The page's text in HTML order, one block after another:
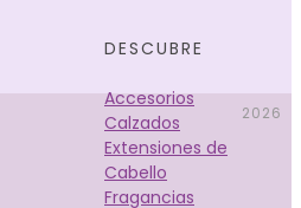
DESCUBRE
Accesorios
Calzados
Extensiones de
Cabello
Fragancias
2026